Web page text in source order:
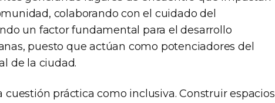
colaborando con el cuidado del
un factor fundamental para el desarrollo
puesto que actúan como potenciadores del
de la ciudad.
práctica como inclusiva. Construir espacios